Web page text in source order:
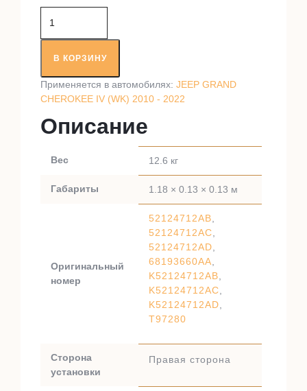
товара
Приводной
валВ КОРЗИНУ
Применяется в автомобилях: JEEP GRAND
CHEROKEE IV (WK) 2010 - 2022
Описание
Вес 12.6 кг
Габариты 1.18 × 0.13 × 0.13 м
Оригинальный
номер
52124712AB
52124712AC
52124712AD
68193660AA
K52124712AB
K52124712AC
K52124712AD
T97280
Сторона
установки
Правая сторона